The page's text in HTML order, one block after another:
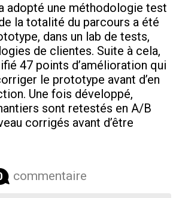
adopté une méthodologie test
de la totalité du parcours a été
dans un lab de tests,
de clientes. Suite à cela,
47 points d’amélioration qui
le prototype avant d’en
Une fois développé,
sont retestés en A/B
corrigés avant d’être
commentaire